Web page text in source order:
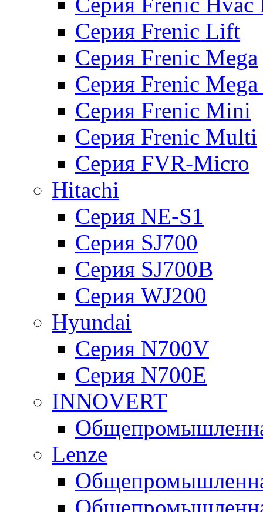
Серия Frenic Lift
Серия Frenic Mega
Серия Frenic Mega
Серия Frenic Mini
Серия Frenic Multi
Серия FVR-Micro
Hitachi
Серия NE-S1
Серия SJ700
Серия SJ700B
Серия WJ200
Hyundai
Серия N700V
Серия N700Е
INNOVERT
Lenze